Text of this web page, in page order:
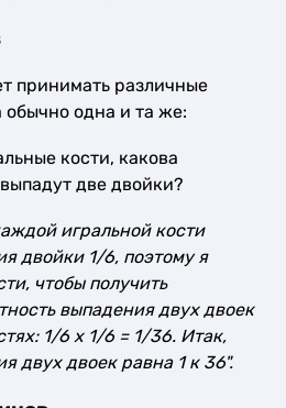
принимать различные
одна и та же:
кости, какова
две двойки?
игральной кости
двойки 1/6, поэтому я
чтобы получить
выпадения двух двоек
1/6 x 1/6 = 1/36. Итак,
двух двоек равна 1 к 36".